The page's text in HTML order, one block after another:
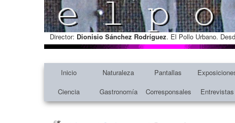
Director: Dionisio Sánchez Rodríguez. El Pollo Urbano.
Inicio Naturaleza Pantallas
Ciencia
Gastronomía Corresponsales Entrevistas